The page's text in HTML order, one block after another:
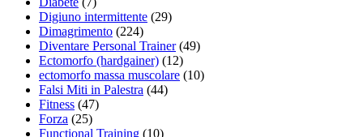
Digiuno intermittente (29)
Dimagrimento (224)
Diventare Personal Trainer(49)
Ectomorfo (hardgainer) (12)
ectomorfo massa muscolare (10)
Falsi Miti in Palestra (44)
Fitness (47)
Forza (25)
Functional Training (10)